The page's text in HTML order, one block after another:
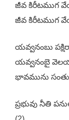
జీవ కిరీటముగ
జీవ కిరీటముగ
యవ్వనంబు
యవ్వనంబై
భావమును
ప్రభువు నీతి